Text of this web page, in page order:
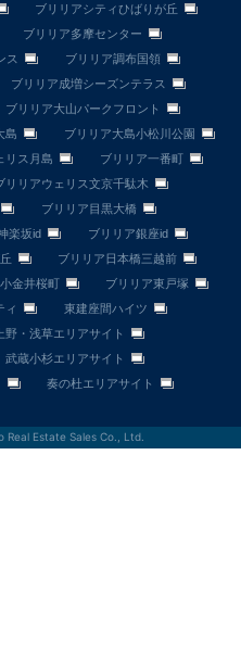
ブリリアシティひばりが丘
ブリリア多摩センター
ス
ブリリア調布国領
ブリリア成増シーズンテラス
ブリリア大山パークフロント
島
ブリリア大島小松川公園
リス月島
ブリリア一番町
リリアウェリス文京千駄木
ブリリア目黒大橋
楽坂id
ブリリア銀座id
ブリリア日本橋三越前
金井桜町
ブリリア東戸塚
ィ
東建座間ハイツ
上野・浅草エリアサイト
武蔵小杉エリアサイト
奏の杜エリアサイト
Estate Sales Co., Ltd.